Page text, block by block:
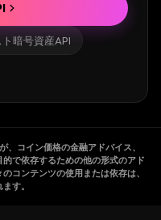
暗号資産API
、コイン価格の金融アドバイス、
で依存するための他の形式のアド
コンテンツの使用または依存は、
す。